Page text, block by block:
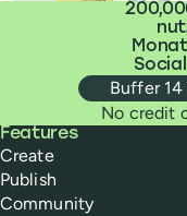
Buffer 14
No credit
Buffer
Features
Create
Publish
Community